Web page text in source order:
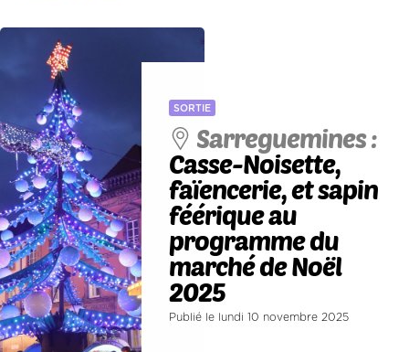
SORTIE
Sarreguemines :
Casse-Noisette,
faïencerie, et sapin
féérique au
programme du
marché de Noël
2025
Publié le lundi 10 novembre 2025